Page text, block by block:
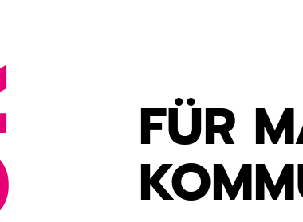
FÜR